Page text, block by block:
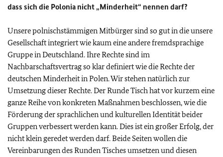
dass sich die Polonia nicht „Minderheit“ nennen darf?
Unsere polnischstämmigen Mitbürger sind so gut in die unsere
Gesellschaft integriert wie kaum eine andere fremdsprachige
Gruppe in Deutschland. Ihre Rechte sind im
Nachbarschaftsvertrag so klar definiert wie die Rechte der
deutschen Minderheit in Polen. Wir stehen natürlich zur
Umsetzung dieser Rechte. Der Runde Tisch hat vor kurzem eine
ganze Reihe von konkreten Maßnahmen beschlossen, wie die
Förderung der sprachlichen und kulturellen Identität beider
Gruppen verbessert werden kann. Dies ist ein großer Erfolg, der
nicht klein geredet werden darf. Beide Seiten wollen die
Vereinbarungen des Runden Tisches umsetzen und diesen